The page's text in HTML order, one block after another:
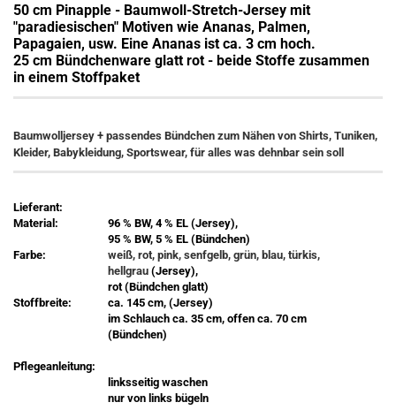
50 cm Pinapple - Baumwoll-Stretch-Jersey mit
"paradiesischen" Motiven wie Ananas, Palmen,
Papagaien, usw. Eine Ananas ist ca. 3 cm hoch.
25 cm Bündchenware glatt rot - beide Stoffe zusammen
in einem Stoffpaket
Baumwolljersey + passendes Bündchen zum Nähen von Shirts, Tuniken,
Kleider, Babykleidung, Sportswear, für alles was dehnbar sein soll
Lieferant:
Material:
96 % BW, 4 % EL (Jersey),
95 % BW, 5 % EL (Bündchen)
Farbe:
weiß, rot, pink, senfgelb, grün, blau, türkis,
hellgrau (Jersey),
rot (Bündchen glatt)
Stoffbreite:
ca. 145 cm, (Jersey)
im Schlauch ca. 35 cm, offen ca. 70 cm
(Bündchen)
Pflegeanleitung:
linksseitig waschen
nur von links bügeln